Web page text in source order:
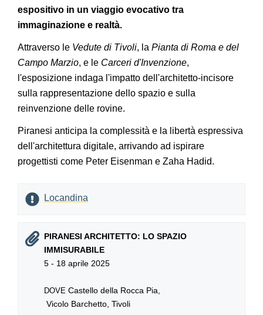
espositivo in un viaggio evocativo tra
immaginazione e realtà.
Attraverso le Vedute di Tivoli, la Pianta di Roma e del
Campo Marzio, e le Carceri d'Invenzione,
l'esposizione indaga l'impatto dell'architetto-incisore
sulla rappresentazione dello spazio e sulla
reinvenzione delle rovine.
Piranesi anticipa la complessità e la libertà espressiva
dell'architettura digitale, arrivando ad ispirare
progettisti come Peter Eisenman e Zaha Hadid.
Locandina
PIRANESI ARCHITETTO: LO SPAZIO
IMMISURABILE
5 - 18 aprile 2025
DOVE Castello della Rocca Pia,
Vicolo Barchetto, Tivoli